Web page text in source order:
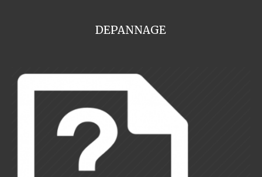
DEPANNAGE